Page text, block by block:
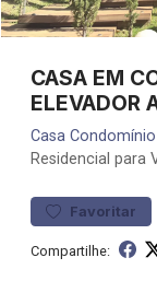
CASA EM
ELEVADOR
Casa Condomínio
Residencial para
Favoritar
Compartilhe: